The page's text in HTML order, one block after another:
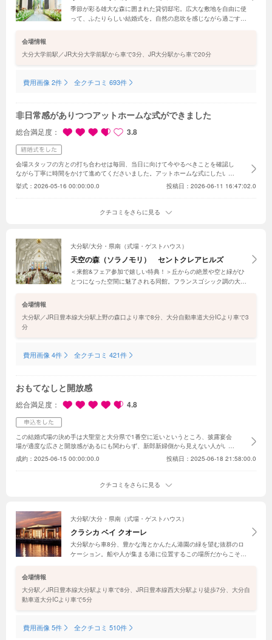
季節が彩る雄大な森に囲まれた貸切邸宅。広大な敷地を自由に使
って、ふたりらしい結婚式を。自然の息吹を感じながら過ごす時
会場情報
大分大学前駅／JR大分大学前駅から車で3分、JR大分駅から車で20分
費用画像 2件 全クチコミ 693件
非日常感がありつつアットホームな式ができました
総合満足度 3.8
会場スタッフの方との打ち合わせは毎回、当日に向けて今やるべきことを確認し
ながら丁寧に時間をかけて進めてくださいました。 アットホームな式にしたいと
思っていたので初期見積もり時よりも人数を15人ほど減らし、演出も最低限に
しましたが、当日はゲストの方々との歓談や写真の時間を多く取ることができ、
ゲストの方々も喜んでくださりました。料理も見た目もオシャレで味もよく、ゲ
ストの方々からの評判も良かったです。
挙式： 2026-05-16 00:00:00.0 投稿日：2026-06-11 16:47:02.0
クチコミをさらに見る
大分駅/大分・県南（式場・ゲストハウス）
天空の森（ソラノモリ） セントクレアヒルズ
＜来館&フェア参加で嬉しい特典！＞丘からの絶景や空と緑がひ
とつになった空間に魅了される同館。フランスゴシック調の大聖
会場情報
大分駅／JR日豊本線大分駅上野の森口より車で8分、大分自動車道大分ICより車で3
分
費用画像 4件 全クチコミ 421件
おもてなしと開放感
総合満足度 4.8
この結婚式場の決め手は大聖堂と大分県で1番空に近いというところ、披露宴会
場が適度な広さと開放感があるにも関わらず、新郎新婦側から見えない人がいな
い点です。まず、大聖堂の床は大理石になっており、ステンドグラスが反射して
とても綺麗でした。また、天候に恵まれなくてもステンドグラスや大聖堂内はラ
イトで明るく照らすことで、壁の白さも相まって当日も明るく綺麗な写真が撮れ
ると思います。音響や拍手が響き渡る大聖堂は感動すること間違いなしだと思い
ョンマッピングの演出を追加すると、入場時のインパクトを与えることができる
と思います。
成約： 2025-06-15 00:00:00.0 投稿日：2025-06-18 21:58:00.0
クチコミをさらに見る
大分駅/大分・県南（式場・ゲストハウス）
クラシカ ベイ クオーレ
大分駅から車8分、豊かな海とかんたん港園の緑を望む抜群のロ
ケーション。船や人が集まる港に位置するこの場所だからこそ、
会場情報
大分駅／JR日豊本線大分駅より車で8分、JR日豊本線西大分駅より徒歩7分、大分自
動車道大分ICより車で5分
費用画像 5件 全クチコミ 510件